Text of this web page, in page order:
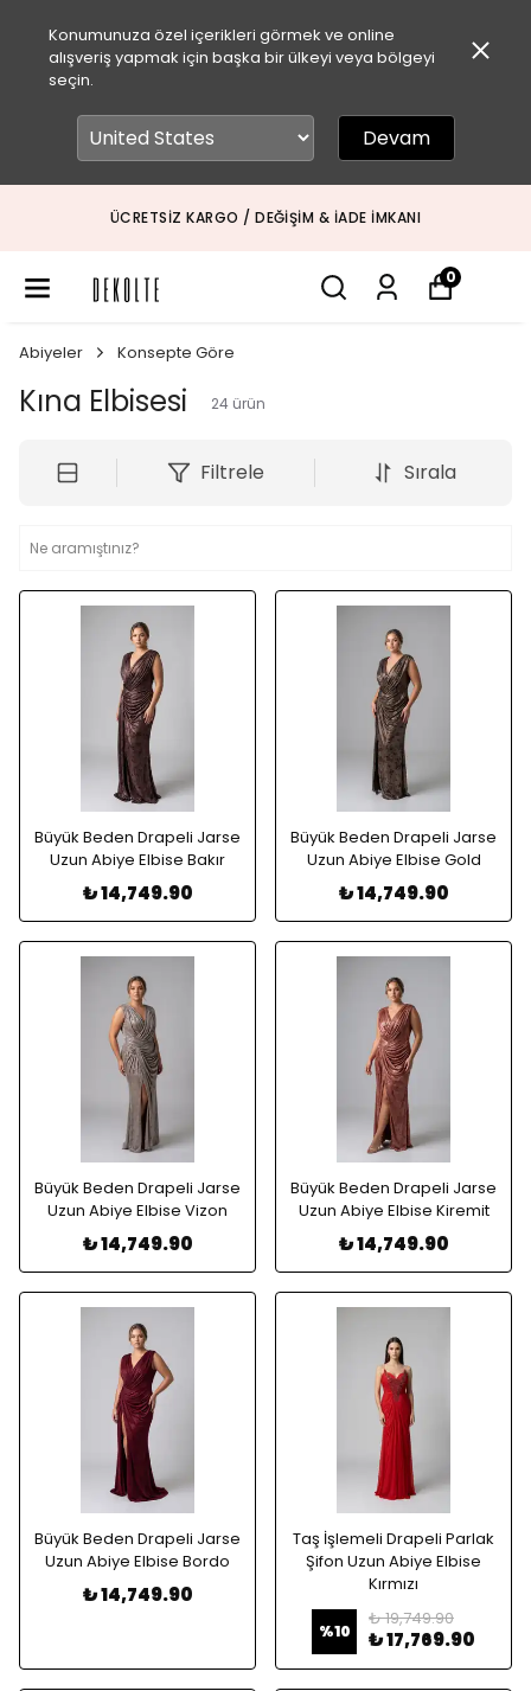
Konumunuza özel içerikleri görmek ve online
alışveriş yapmak için başka bir ülkeyi veya bölgeyi
seçin.
Devam
ÜCRETSIZ KARGO / DEĞIŞIM & İADE İMKANI
0
Abiyeler Konsepte Göre
Kına Elbisesi 24 ürün
Filtrele Sırala
Büyük Beden Drapeli Jarse
Uzun Abiye Elbise Bakır
₺ 14,749.90
Büyük Beden Drapeli Jarse
Uzun Abiye Elbise Gold
₺ 14,749.90
Büyük Beden Drapeli Jarse
Uzun Abiye Elbise Vizon
₺ 14,749.90
Büyük Beden Drapeli Jarse
Uzun Abiye Elbise Kiremit
₺ 14,749.90
Büyük Beden Drapeli Jarse
Uzun Abiye Elbise Bordo
₺ 14,749.90
Taş İşlemeli Drapeli Parlak
Şifon Uzun Abiye Elbise
Kırmızı
%10
₺ 19,749.90
₺ 17,769.90